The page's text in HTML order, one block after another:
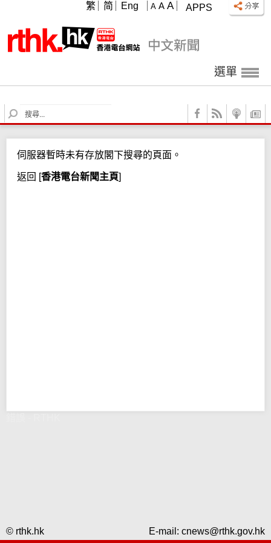
APPS
A A A
繁 简 Eng
選單
S
e
c
h
伺服器暫時未有存放閣下搜尋的頁面。
返回 [香港電台新聞主頁]
© rthk.hk E-mail: cnews@rthk.gov.hk